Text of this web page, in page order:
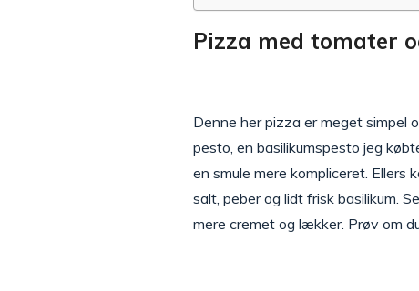
Pizza med tomater
Denne her pizza er meget simpel
pesto, en basilikumspesto jeg
en smule mere kompliceret. Ellers
salt, peber og lidt frisk basilikum.
mere cremet og lækker. Prøv om